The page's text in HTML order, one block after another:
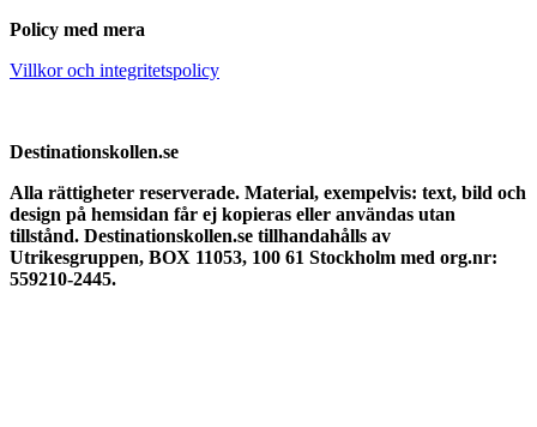
Policy med mera
Villkor och integritetspolicy
Destinationskollen.se
Alla rättigheter reserverade. Material, exempelvis: text, bild och
design på hemsidan får ej kopieras eller användas utan
tillstånd. Destinationskollen.se tillhandahålls av
Utrikesgruppen, BOX 11053, 100 61 Stockholm med org.nr:
559210-2445.